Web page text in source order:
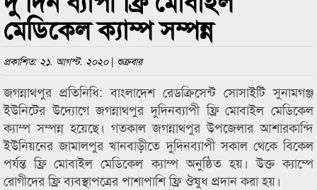
মেডিকেল ক্যাম্প সম্পন্ন
প্রকাশিত: ২১. আগস্ট. ২০২০ | শুক্রবার
জগন্নাথপুর প্রতিনিধি: বাংলাদেশ রেডক্রিসেন্ট সোসাইটি সুনামগঞ্জ
ইউনিটের উদ্যোগে জগন্নাথপুর দুদিনব্যাপী ফ্রি মোবাইল মেডিকেল
ক্যাম্প সম্পন্ন হয়েছে। গতকাল জগন্নাথপুর উপজেলার আশারকান্দি
ইউনিয়নের জামালপুর খানবাড়ীতে দুদিনব্যাপী সকাল থেকে বিকেল
পর্যন্ত ফ্রি মোবাইল মেডিকেল ক্যাম্প অনুষ্ঠিত হয়। উক্ত ক্যাম্পে
রোগীদের ফ্রি ব্যবস্থাপত্রের পাশাপাশি ফ্রি ঔষুধ প্রদান করা হয়।